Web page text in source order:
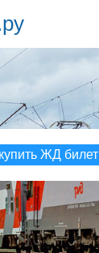
купить ЖД билет